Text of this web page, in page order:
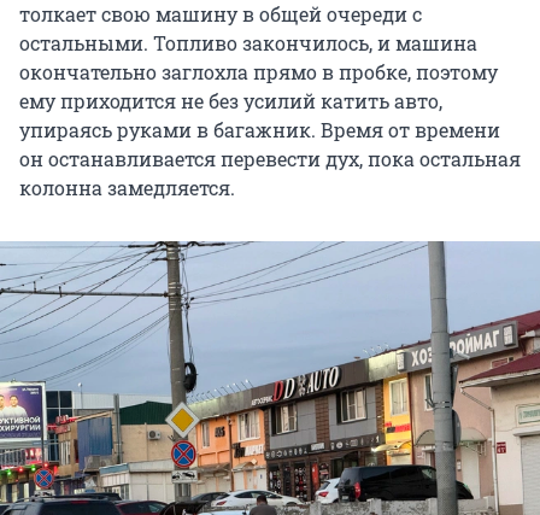
толкает свою машину в общей очереди с
остальными. Топливо закончилось, и машина
окончательно заглохла прямо в пробке, поэтому
ему приходится не без усилий катить авто,
упираясь руками в багажник. Время от времени
он останавливается перевести дух, пока остальная
колонна замедляется.